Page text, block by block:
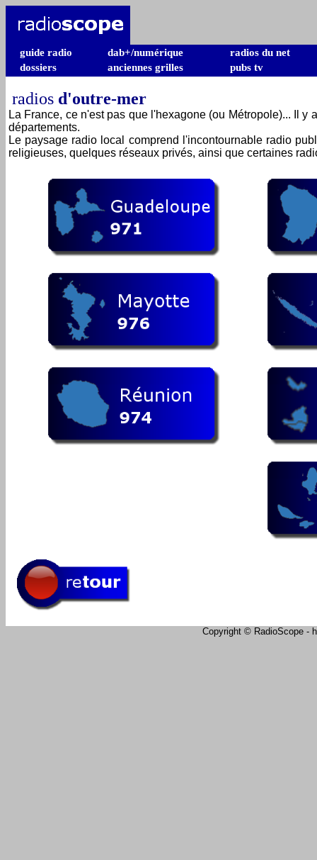
guide radio dab+/numérique
radios du net
dossiers
anciennes grilles pubs tv
radios d'outre-mer
La France, ce n'est pas que l'hexagone (ou Métropole)... Il
départements.
Le paysage radio local comprend l'incontournable radio
religieuses, quelques réseaux privés, ainsi que certaines
Copyright © RadioScope -